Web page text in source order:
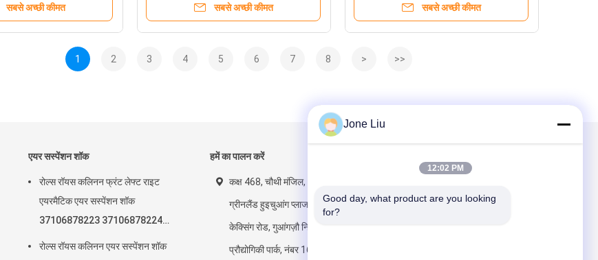
सबसे अच्छी कीमत सबसे अच्छी कीमत सबसे अच्छी कीमत
1 2 3 4 5 6 7 8 > >>
एयर सस्पेंशन शॉक
रोल्स रॉयस कलिनन फ्रंट लेफ्ट राइट
एयरमैटिक एयर सस्पेंशन शॉक
37106878223 37106878224
2019-
रोल्स रॉयस कलिनन एयर सस्पेंशन शॉक
हमें का पालन करें
कक्ष 468, चौथी मंजिल, भवन 2,
ग्रीनलैंड हुइचुआंग प्लाजा, नंबर 6
केक्सिंग रोड, गुआंगज़ौ निजी विज्ञान और
प्रौद्योगिकी पार्क, नंबर 1633 बीताई
Jone Liu
12:02 PM
Good day, what product are you looking
for?